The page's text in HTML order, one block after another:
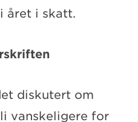
året i skatt.
diskutert om
vanskeligere for